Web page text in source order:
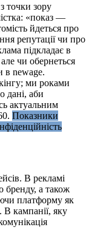
точки зору
«показ —
йдеться про
репутації чи про
підкладає в
чи обернеться
в newage.
ми роками
дані, аби
актуальним
Показники
В рекламі
бренду, а також
платформу як
В кампанії, яку